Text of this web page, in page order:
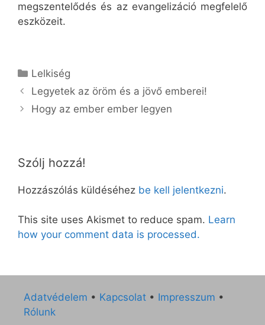
megszentelődés és az evangelizáció megfelelő
eszközeit.
Kategória
Lelkiség
Legyetek az öröm és a jövő emberei!
Hogy az ember ember legyen
Szólj hozzá!
Hozzászólás küldéséhez be kell jelentkezni.
This site uses Akismet to reduce spam. Learn
how your comment data is processed.
Adatvédelem • Kapcsolat • Impresszum •
Rólunk